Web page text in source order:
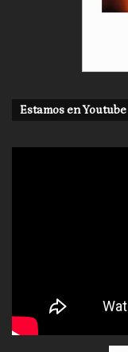
Estamos en Youtube